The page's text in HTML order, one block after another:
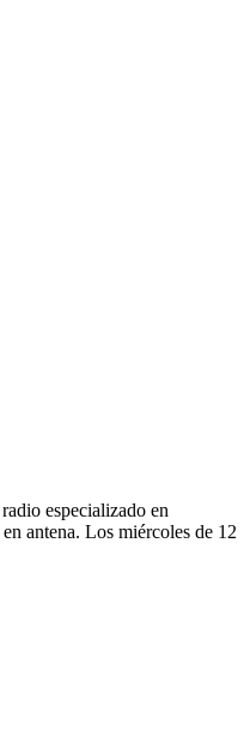
especializado en
antena. Los miércoles de 12